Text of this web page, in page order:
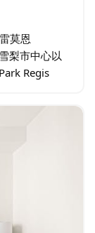
莫恩
梨市中心以
Regis